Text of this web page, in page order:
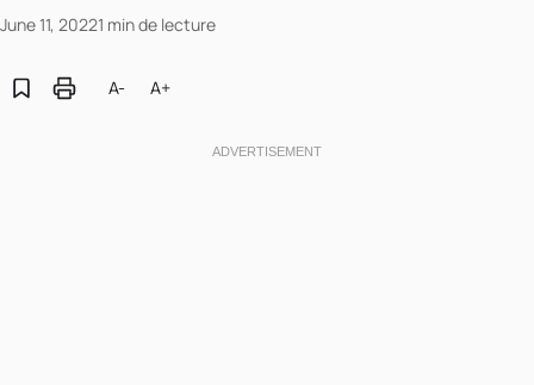
June 11, 20221 min de lecture
A- A+